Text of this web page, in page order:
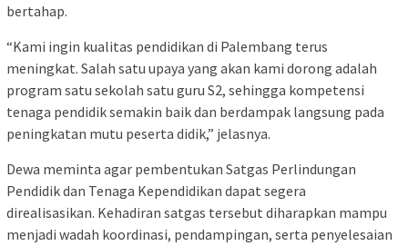
bertahap.
“Kami ingin kualitas pendidikan di Palembang terus
meningkat. Salah satu upaya yang akan kami dorong adalah
program satu sekolah satu guru S2, sehingga kompetensi
tenaga pendidik semakin baik dan berdampak langsung pada
peningkatan mutu peserta didik,” jelasnya.
Dewa meminta agar pembentukan Satgas Perlindungan
Pendidik dan Tenaga Kependidikan dapat segera
direalisasikan. Kehadiran satgas tersebut diharapkan mampu
menjadi wadah koordinasi, pendampingan, serta penyelesaian